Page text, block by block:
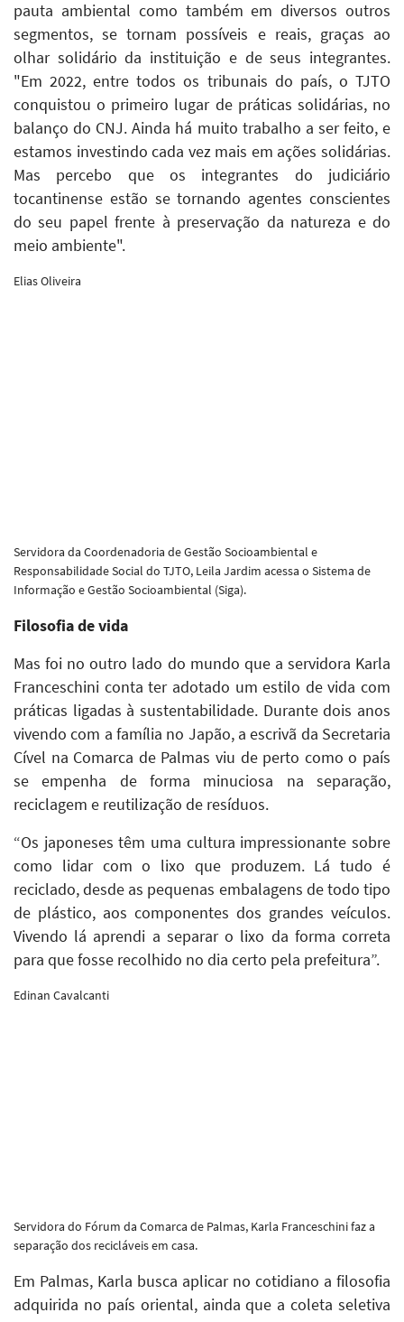
pauta ambiental como também em diversos outros
segmentos, se tornam possíveis e reais, graças ao
olhar solidário da instituição e de seus integrantes.
"Em 2022, entre todos os tribunais do país, o TJTO
conquistou o primeiro lugar de práticas solidárias, no
balanço do CNJ. Ainda há muito trabalho a ser feito, e
estamos investindo cada vez mais em ações solidárias.
Mas percebo que os integrantes do judiciário
tocantinense estão se tornando agentes conscientes
do seu papel frente à preservação da natureza e do
meio ambiente".
Elias Oliveira
Servidora da Coordenadoria de Gestão Socioambiental e
Responsabilidade Social do TJTO, Leila Jardim acessa o Sistema de
Informação e Gestão Socioambiental (Siga).
Filosofia de vida
Mas foi no outro lado do mundo que a servidora Karla
Franceschini conta ter adotado um estilo de vida com
práticas ligadas à sustentabilidade. Durante dois anos
vivendo com a família no Japão, a escrivã da Secretaria
Cível na Comarca de Palmas viu de perto como o país
se empenha de forma minuciosa na separação,
reciclagem e reutilização de resíduos.
“Os japoneses têm uma cultura impressionante sobre
como lidar com o lixo que produzem. Lá tudo é
reciclado, desde as pequenas embalagens de todo tipo
de plástico, aos componentes dos grandes veículos.
Vivendo lá aprendi a separar o lixo da forma correta
para que fosse recolhido no dia certo pela prefeitura”.
Edinan Cavalcanti
Servidora do Fórum da Comarca de Palmas, Karla Franceschini faz a
separação dos recicláveis em casa.
Em Palmas, Karla busca aplicar no cotidiano a filosofia
adquirida no país oriental, ainda que a coleta seletiva